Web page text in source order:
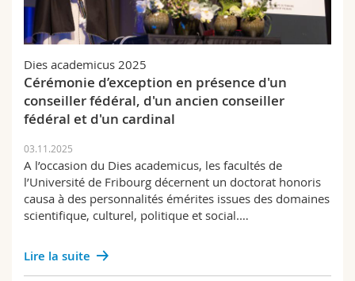
Dies academicus 2025
Cérémonie d’exception en présence d'un
conseiller fédéral, d'un ancien conseiller
fédéral et d'un cardinal
03.11.2025
A l’occasion du Dies academicus, les facultés de
l’Université de Fribourg décernent un doctorat honoris
causa à des personnalités émérites issues des domaines
scientifique, culturel, politique et social.…
Lire la suite